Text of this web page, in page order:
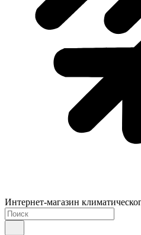
Интернет-магазин